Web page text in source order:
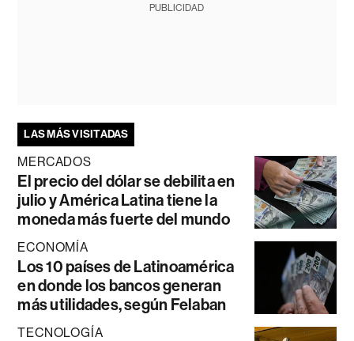
PUBLICIDAD
LAS MÁS VISITADAS
MERCADOS
El precio del dólar se debilita en
julio y América Latina tiene la
moneda más fuerte del mundo
ECONOMÍA
Los 10 países de Latinoamérica
en donde los bancos generan
más utilidades, según Felaban
TECNOLOGÍA